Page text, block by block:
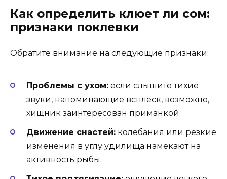
Как определить клюет ли сом:
признаки поклевки
Обратите внимание на следующие признаки:
Проблемы с ухом: если слышите тихие
звуки, напоминающие всплеск, возможно,
хищник заинтересован приманкой.
Движение снастей: колебания или резкие
изменения в углу удилища намекают на
активность рыбы.